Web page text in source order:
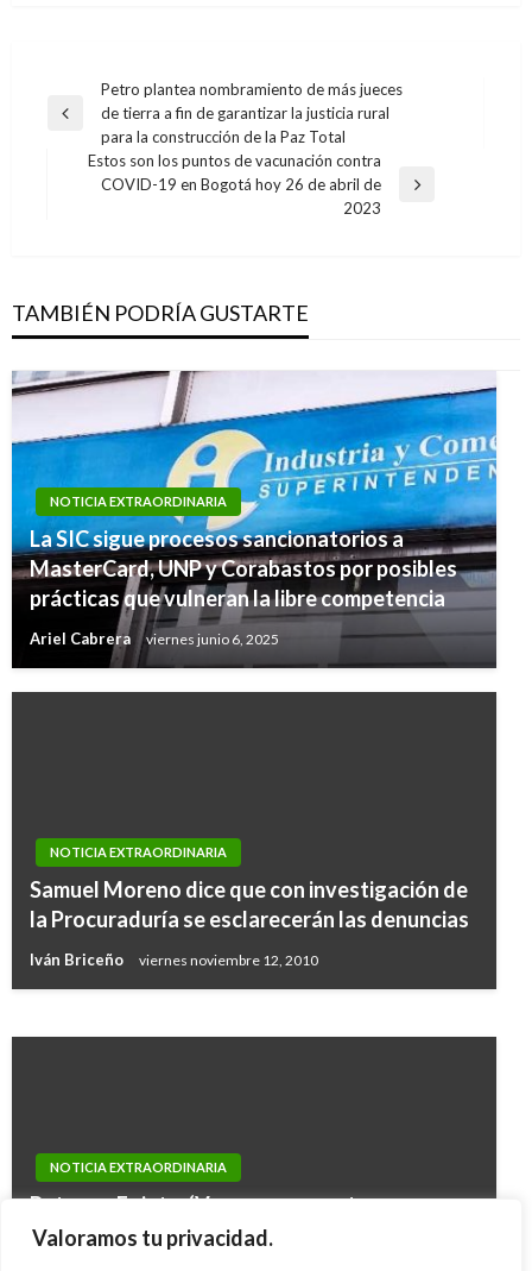
Valoramos tu privacidad.
Navegación
de
entradas
Entrada
anterior
Petro plantea nombramiento de más jueces
de tierra a fin de garantizar la justicia rural
para la construcción de la Paz Total
Entrada
Estos son los puntos de vacunación contra
COVID-19 en Bogotá hoy 26 de abril de
2023
TAMBIÉN PODRÍA GUSTARTE
NOTICIA EXTRAORDINARIA
La SIC sigue procesos sancionatorios a
MasterCard, UNP y Corabastos por posibles
prácticas que vulneran la libre competencia
Ariel Cabrera viernes junio 6, 2025
NOTICIA EXTRAORDINARIA
Samuel Moreno dice que con investigación de
la Procuraduría se esclarecerán las denuncias
Iván Briceño viernes noviembre 12, 2010
NOTICIA EXTRAORDINARIA
Empresarios plantean Gran Pacto Nacional a
promotores del No, el Si y a las Farc para un
NOTICIA EXTRAORDINARIA
Petro en Egipto: ‘Vamos a presentar un
decálogo de propuestas para superar la crisis